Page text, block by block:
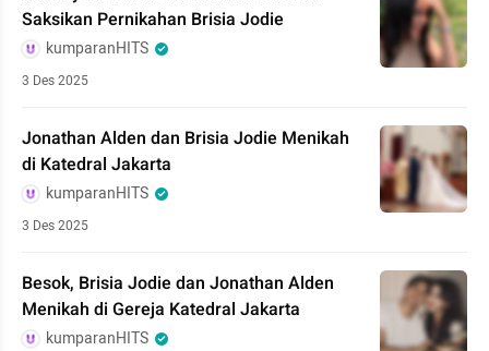
Saksikan Pernikahan Brisia Jodie
kumparanHITS
3 Des 2025
Jonathan Alden dan Brisia Jodie Menikah
di Katedral Jakarta
kumparanHITS
3 Des 2025
Besok, Brisia Jodie dan Jonathan Alden
Menikah di Gereja Katedral Jakarta
kumparanHITS